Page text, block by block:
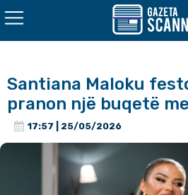
Santiana Maloku
pranon një buqetë
17:57 | 25/05/2026